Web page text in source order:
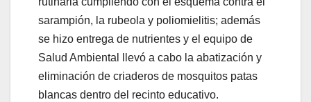
sarampión, la rubeola y poliomielitis; además
se hizo entrega de nutrientes y el equipo de
Salud Ambiental llevó a cabo la abatización y
eliminación de criaderos de mosquitos patas
blancas dentro del recinto educativo.